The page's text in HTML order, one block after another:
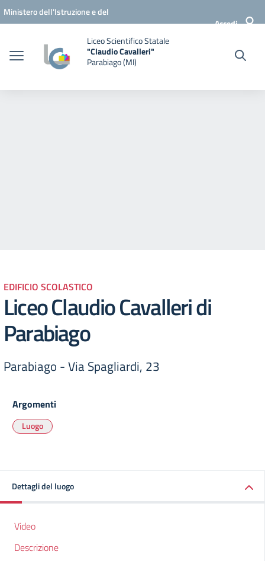
Vai ai contenuti
Vai al menu di navigazione
Vai al footer
Ministero dell'Istruzione e del
Accedi
Liceo Scientifico Statale
"Claudio Cavalleri"
Parabiago (MI)
EDIFICIO SCOLASTICO
Liceo Claudio Cavalleri di
Parabiago
Parabiago - Via Spagliardi, 23
Argomenti
Luogo
Dettagli del luogo
Video
Descrizione